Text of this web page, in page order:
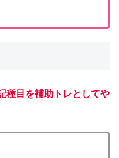
種目を補助トレとしてや